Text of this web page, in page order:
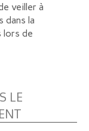
veiller à
dans la
lors de
LE